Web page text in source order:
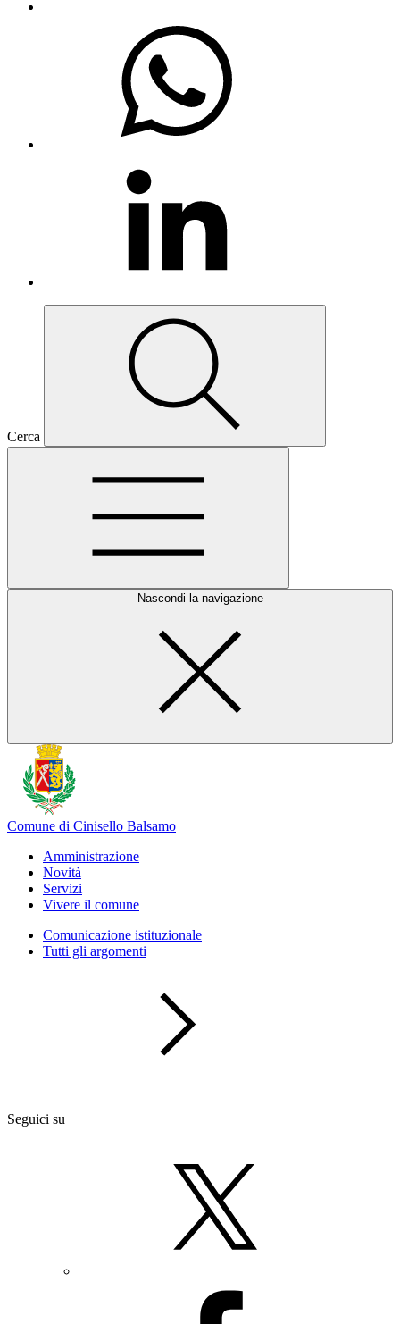
Cerca
Nascondi la navigazione
Comune di Cinisello Balsamo
Amministrazione
Novità
Servizi
Vivere il comune
Comunicazione istituzionale
Tutti gli argomenti
Seguici su